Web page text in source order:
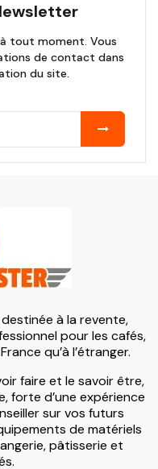
tout moment. Vous
de contact dans
du site.
à la revente,
pour les cafés,
qu’à l’étranger.
faire et le savoir être,
forte d’une expérience
sur vos futurs
de matériels
pâtisserie et